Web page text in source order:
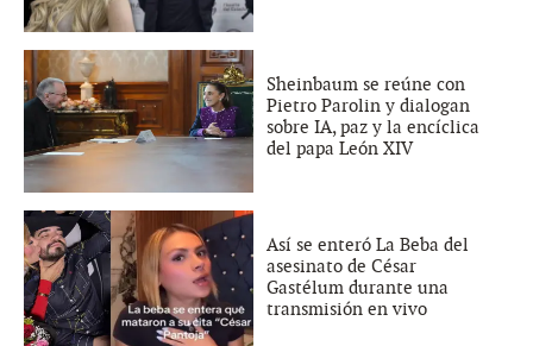
Sheinbaum se reúne con
Pietro Parolin y dialogan
sobre IA, paz y la encíclica
del papa León XIV
Así se enteró La Beba del
asesinato de César
Gastélum durante una
transmisión en vivo